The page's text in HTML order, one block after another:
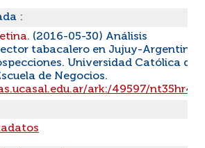
:
. (2016-05-30) Análisis
tabacalero en Jujuy-Argentina.
Universidad Católica de
de Negocios.
ark:/49597/